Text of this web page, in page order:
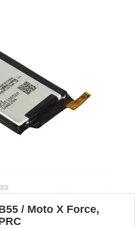
/ Moto X Force,